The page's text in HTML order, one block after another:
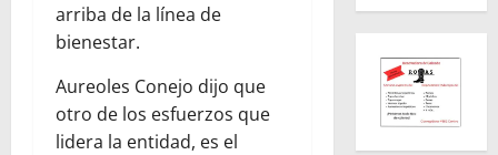
arriba de la línea de
bienestar.
Aureoles Conejo dijo que
otro de los esfuerzos que
lidera la entidad, es el